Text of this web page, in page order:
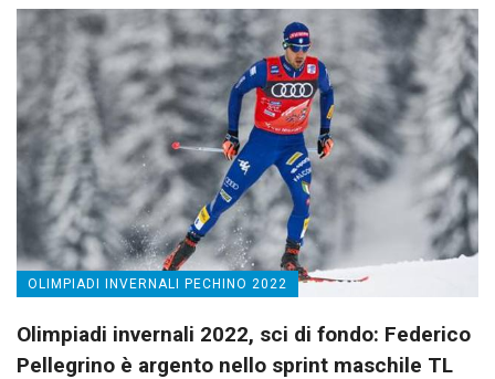
OLIMPIADI INVERNALI PECHINO 2022
Olimpiadi invernali 2022, sci di fondo: Federico
Pellegrino è argento nello sprint maschile TL